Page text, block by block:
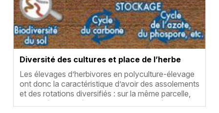
Diversité des cultures et place de l’herbe
Résumé
Les élevages d’herbivores en polyculture-élevage
ont donc la caractéristique d’avoir des assolements
et des rotations diversifiés : sur la même parcelle,
se succèdent différentes cultures complémentaires